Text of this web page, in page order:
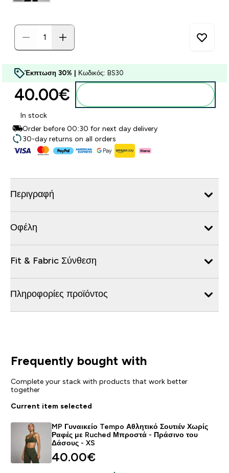
Έκπτωση 30% | Κωδικός: BS30
40.00€‎
In stock
Order before 00:30 for next day delivery
30-day returns on all orders
Περιγραφή
Οφέλη
Fit & Fabric Σύνθεση
Πληροφορίες προϊόντος
Frequently bought with
Complete your stack with products that work better
together
Current item selected
MP Γυναικείο Tempo Αθλητικό Σουτιέν Χωρίς
Ραφές με Ruched Μπροστά - Πράσινο του
Δάσους - XS
40.00€‎